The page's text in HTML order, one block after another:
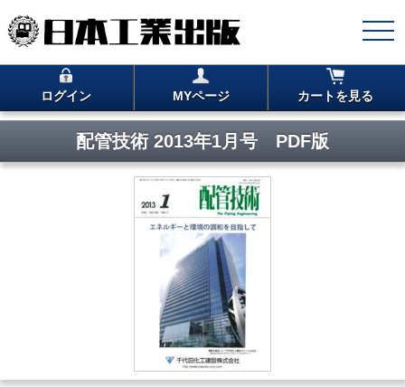
ログイン MYページ カートを見る
配管技術 2013年1月号 PDF版